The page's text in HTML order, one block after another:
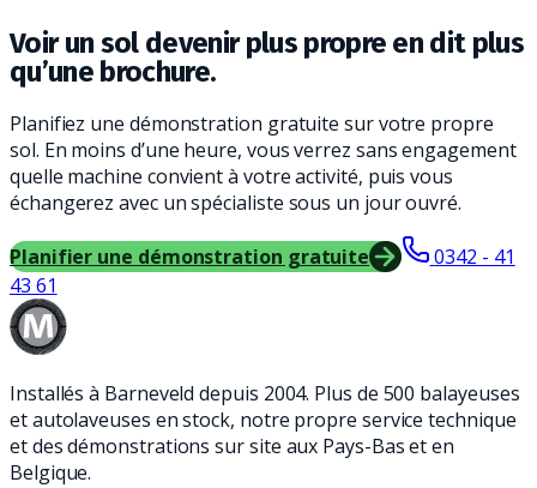
Voir un sol devenir plus propre en dit plus
qu’une brochure.
Planifiez une démonstration gratuite sur votre propre
sol. En moins d’une heure, vous verrez sans engagement
quelle machine convient à votre activité, puis vous
échangerez avec un spécialiste sous un jour ouvré.
Planifier une démonstration gratuite
0342 - 41
43 61
Installés à Barneveld depuis 2004. Plus de 500 balayeuses
et autolaveuses en stock, notre propre service technique
et des démonstrations sur site aux Pays-Bas et en
Belgique.